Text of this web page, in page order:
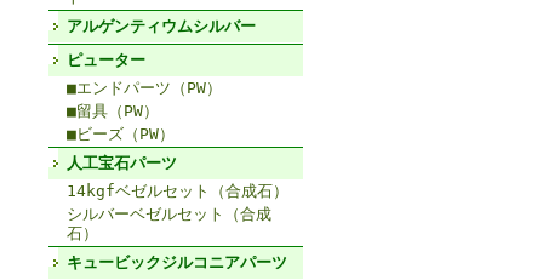
アルゲンティウムシルバー
ピューター
■エンドパーツ（PW）
■留具（PW）
■ビーズ（PW）
人工宝石パーツ
14kgfベゼルセット（合成石）
シルバーベゼルセット（合成
石）
キュービックジルコニアパーツ